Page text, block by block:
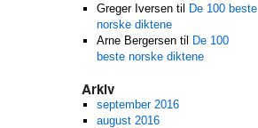
Greger Iversentil
De 100 beste
norske diktene
Arne Bergersentil
De 100
beste norske diktene
Arkiv
september 2016
august 2016